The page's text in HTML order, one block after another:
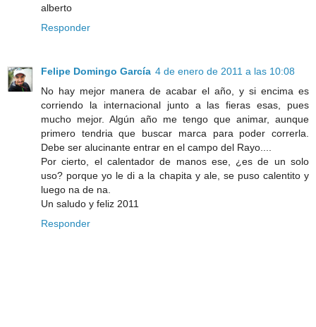
alberto
Responder
Felipe Domingo García 4 de enero de 2011 a las 10:08
No hay mejor manera de acabar el año, y si encima es
corriendo la internacional junto a las fieras esas, pues
mucho mejor. Algún año me tengo que animar, aunque
primero tendria que buscar marca para poder correrla.
Debe ser alucinante entrar en el campo del Rayo....
Por cierto, el calentador de manos ese, ¿es de un solo
uso? porque yo le di a la chapita y ale, se puso calentito y
luego na de na.
Un saludo y feliz 2011
Responder